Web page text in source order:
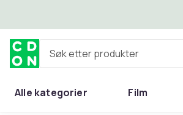
Søk etter produkter
Alle kategorier Film